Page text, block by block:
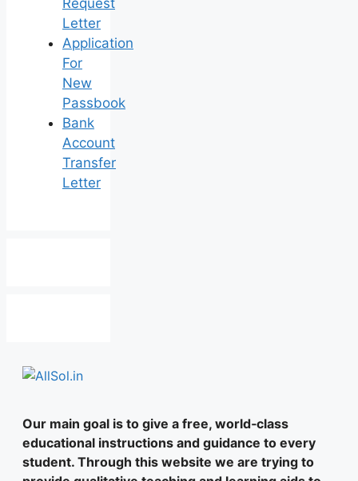
Request
Letter
Application
For
New
Passbook
Bank
Account
Transfer
Letter
Our main goal is to give a free, world‑class
educational instructions and guidance to every
student. Through this website we are trying to